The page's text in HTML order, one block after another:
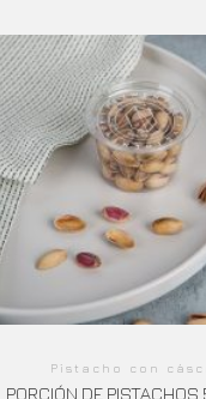
Pistacho con
PORCIÓN DE PISTACHOS